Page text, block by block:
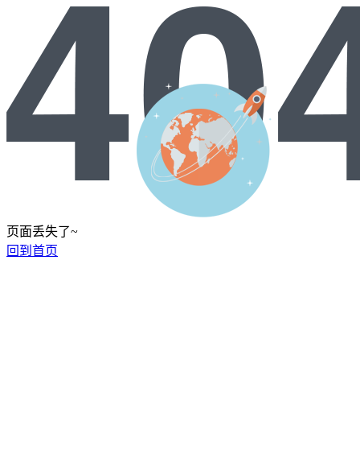
页面丢失了~
回到首页